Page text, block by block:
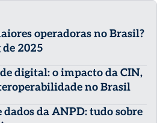
operadoras no Brasil?
2025
digital: o impacto da CIN,
no Brasil
da ANPD: tudo sobre